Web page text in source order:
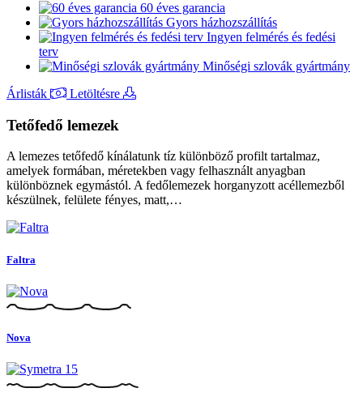
60 éves garancia
Gyors házhozszállítás
Ingyen felmérés és fedési
terv
Minőségi szlovák gyártmány
Árlisták
Letöltésre
Tetőfedő lemezek
A lemezes tetőfedő kínálatunk tíz különböző profilt tartalmaz,
amelyek formában, méretekben vagy felhasznált anyagban
különböznek egymástól. A fedőlemezek horganyzott acéllemezből
készülnek, felülete fényes, matt,…
Faltra
Nova